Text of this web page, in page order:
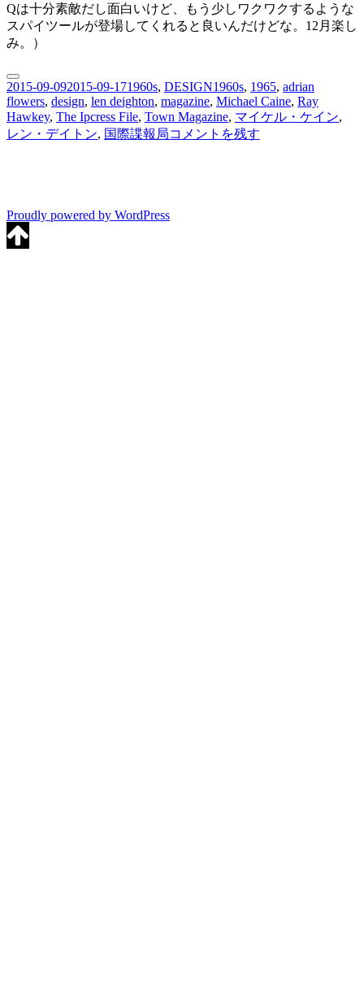
Qは十分素敵だし面白いけど、もう少しワクワクするような
スパイツールが登場してくれると良いんだけどな。12月楽し
み。）
投
稿
日:
2015-09-092015-09-17カ
テ
ゴ
リ
1960s, DESIGNタ
グ
1960s, 1965, adrian
flowers, design, len deighton, magazine, Michael Caine, Ray
Hawkey, The Ipcress File, Town Magazine, マイケル・ケイン,
レン・デイトン, 国際諜報局UK
雑
コメントを残す
Proudly powered by WordPress